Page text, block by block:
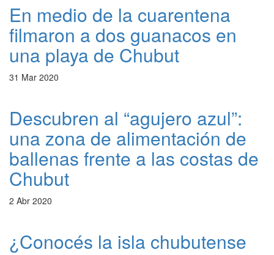
En medio de la cuarentena
filmaron a dos guanacos en
una playa de Chubut
31 Mar 2020
Descubren al “agujero azul”:
una zona de alimentación de
ballenas frente a las costas de
Chubut
2 Abr 2020
¿Conocés la isla chubutense